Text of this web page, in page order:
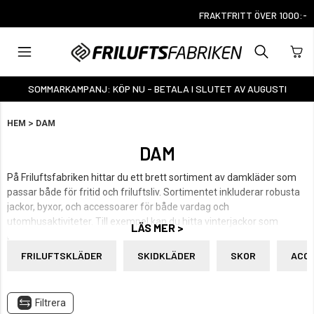
SOMMARKAMPANJ: KÖP NU - BETALA I SLUTET AV AUGUSTI
HEM > DAM
DAM
På Friluftsfabriken hittar du ett brett sortiment av damkläder som
passar både för fritid och friluftsliv. Sortimentet inkluderar robusta
jackor, byxor, och accessoarer för både vardag och
utomhusaktiviteter. Till exempel kan du hitta vinterjackor som
Mount Zero Parkas, som kombinerar värme och skydd mot väder
och vind – perfekt för kalla vintrar. Dessutom erbjuder vi
Utöver detta finns även skinnvantar och andra accessoarer som
LÄS MER >
FRILUFTSKLÄDER SKIDKLÄDER SKOR
Filtrera